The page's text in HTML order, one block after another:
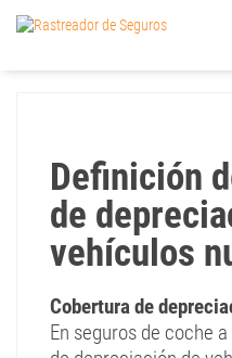
Definición
de
vehículos
Cobertura de
En seguros de coche